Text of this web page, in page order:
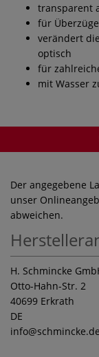
transparent
für
verändert
optisch
für
mit Wasser
Der angegebene
unser
abweichen.
H. Schmincke
Otto-Hahn-Str. 2
40699 Erkrath
DE
info@schmincke.de